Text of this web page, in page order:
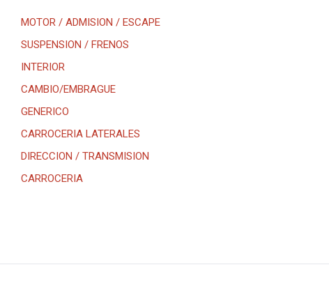
MOTOR / ADMISION / ESCAPE
SUSPENSION / FRENOS
INTERIOR
CAMBIO/EMBRAGUE
GENERICO
CARROCERIA LATERALES
DIRECCION / TRANSMISION
CARROCERIA